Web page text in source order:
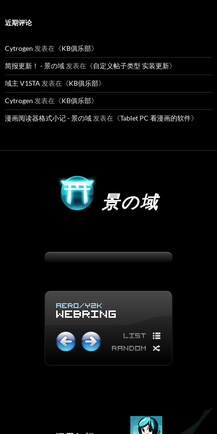
近期评论
Cytrogen 发表在《KB俱乐部》
简报更新！ - 景の域 发表在《自定义帖子类型 实装更新》
域主 V1STA 发表在《KB俱乐部》
Cytrogen 发表在《KB俱乐部》
漫画阅读器格式小记 - 景の域 发表在《Tablet PC 看漫画的软件》
景の域